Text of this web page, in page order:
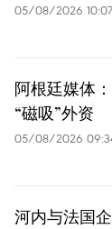
05/08/2026 10:07
阿根廷媒体
“磁吸”外资
05/08/2026
河内与法国